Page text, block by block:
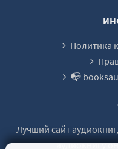
Политика
📭
Лучший сайт
аудиокнигу